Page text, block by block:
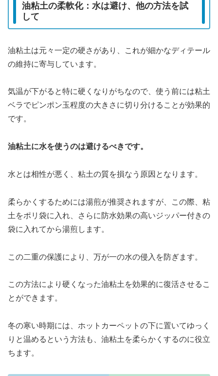
油粘土の柔軟化：水は避け、他の方法を試
して
油粘土は元々一定の硬さがあり、これが細かなディテール
の維持に寄与しています。
気温が下がると特に硬くなりがちなので、使う前には粘土
ベラでピンポン玉程度の大きさに切り分けることが効果的
です。
油粘土に水を使うのは避けるべきです。
水とは相性が悪く、粘土の質を損なう原因となります。
柔らかくするためには湯煎が推奨されますが、この際、粘
土をポリ袋に入れ、さらに防水効果の高いジッパー付きの
袋に入れてから湯煎します。
この二重の保護により、万が一の水の侵入を防ぎます。
この方法により硬くなった油粘土を効果的に復活させるこ
とができます。
冬の寒い時期には、ホットカーペットの下に置いてゆっく
りと温めるという方法も、油粘土を柔らかくするのに役立
ちます。